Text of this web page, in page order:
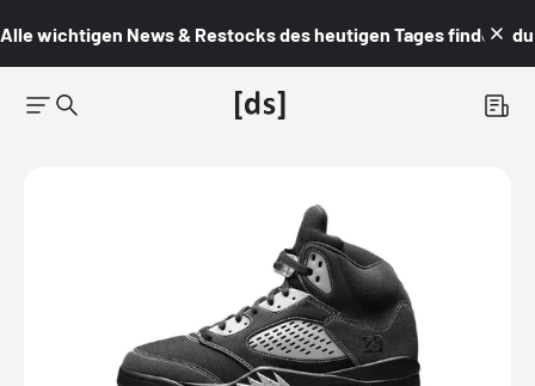
Alle wichtigen News & Restocks des heutigen Tages findest du